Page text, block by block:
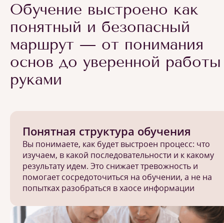
Обучение выстроено как
понятный и безопасный
маршрут — от понимания
основ до уверенной работы
руками
Понятная структура обучения
Вы понимаете, как будет выстроен процесс: что
изучаем, в какой последовательности и к какому
результату идем. Это снижает тревожность и
помогает сосредоточиться на обучении, а не на
попытках разобраться в хаосе информации